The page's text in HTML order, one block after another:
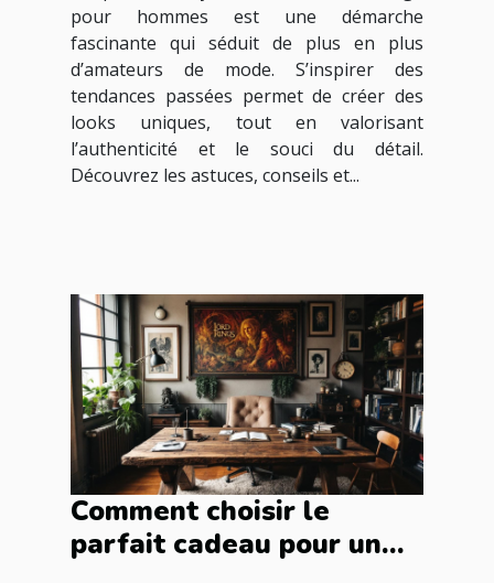
pour hommes est une démarche
fascinante qui séduit de plus en plus
d’amateurs de mode. S’inspirer des
tendances passées permet de créer des
looks uniques, tout en valorisant
l’authenticité et le souci du détail.
Découvrez les astuces, conseils et...
Comment choisir le
parfait cadeau pour un